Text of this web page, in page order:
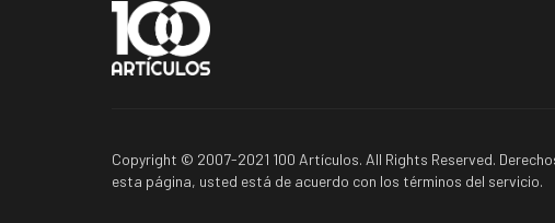
Copyright © 2007-2021 100 Artículos. All Rights Reserved.
esta página, usted está de acuerdo con los términos del servicio.